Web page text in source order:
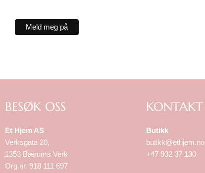
BESØK OSS
Et Hjem AS
Verksgata 20,
1353 Bærums Verk
Org.nr. 918 111 697
KONTAKT
Butikk
butikk@ethjem.no
+47 932 37 130